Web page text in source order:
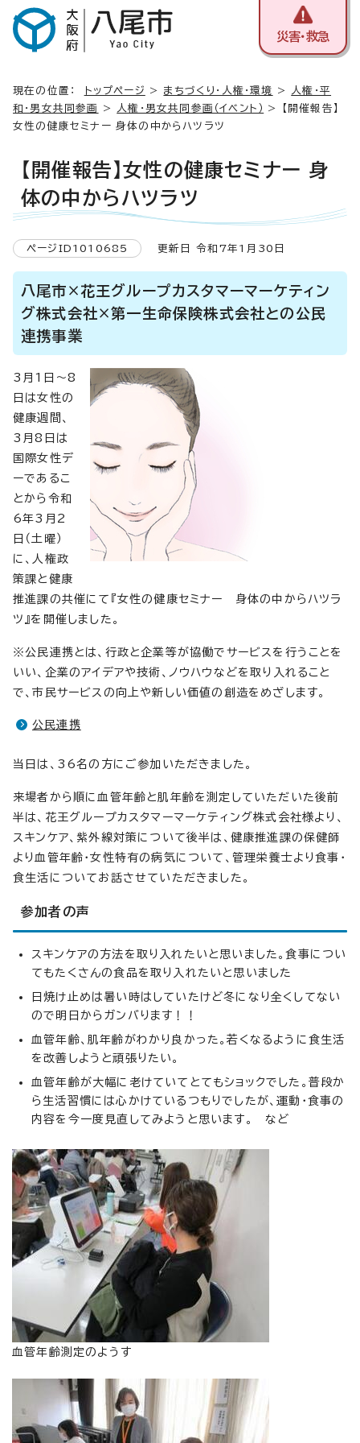
災害・救急
現在の位置： トップページ > まちづくり・人権・環境 >
人権・平
和・男女共同参画
> 人権・男女共同参画（イベント）
> 【開催報告】
女性の健康セミナー 身体の中からハツラツ
【開催報告】女性の健康セミナー 身
体の中からハツラツ
ページID1010685 更新日 令和7年1月30日
八尾市×花王グループカスタマーマーケティン
グ株式会社×第一生命保険株式会社との公民
連携事業
3月1日～8
日は女性の
健康週間、
3月8日は
国際女性デ
ーであるこ
とから令和
6年3月2
日（土曜）
に、人権政
策課と健康
推進課の共催にて『女性の健康セミナー 身体の中からハツラ
ツ』を開催しました。
※公民連携とは、行政と企業等が協働でサービスを行うことを
いい、企業のアイデアや技術、ノウハウなどを取り入れること
で、市民サービスの向上や新しい価値の創造をめざします。
公民連携
当日は、36名の方にご参加いただきました。
来場者から順に血管年齢と肌年齢を測定していただいた後前
半は、花王グループカスタマーマーケティング株式会社様より、
スキンケア、紫外線対策について後半は、健康推進課の保健師
より血管年齢・女性特有の病気について、管理栄養士より食事・
食生活についてお話させていただきました。
参加者の声
スキンケアの方法を取り入れたいと思いました。食事につい
てもたくさんの食品を取り入れたいと思いました
日焼け止めは暑い時はしていたけど冬になり全くしてない
ので明日からガンバります！！
血管年齢、肌年齢がわかり良かった。若くなるように食生活
を改善しようと頑張りたい。
血管年齢が大幅に老けていてとてもショックでした。普段か
ら生活習慣には心かけているつもりでしたが、運動・食事の
内容を今一度見直してみようと思います。 など
血管年齢測定のようす